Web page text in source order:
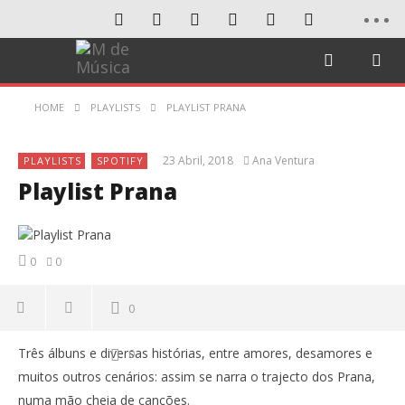
HOME PLAYLISTS PLAYLIST PRANA
PLAYLISTS SPOTIFY 23 Abril, 2018 Ana Ventura
Playlist Prana
0 0
0
0
Três álbuns e diversas histórias, entre amores, desamores e
muitos outros cenários: assim se narra o trajecto dos Prana,
numa mão cheia de canções.